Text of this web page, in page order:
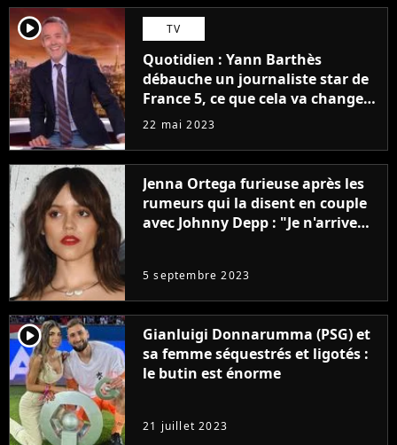
player2 TV
Quotidien : Yann Barthès
débauche un journaliste star de
France 5, ce que cela va changer
à la rentrée
22 mai 2023
Jenna Ortega furieuse après les
rumeurs qui la disent en couple
avec Johnny Depp : "Je n'arrive
5 septembre 2023
player2
Gianluigi Donnarumma (PSG) et
sa femme séquestrés et ligotés :
le butin est énorme
21 juillet 2023